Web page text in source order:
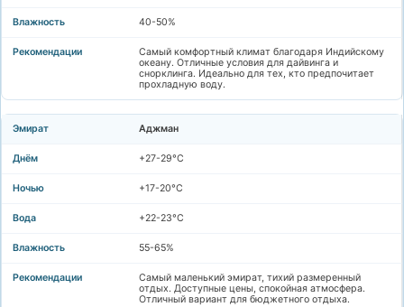
40-50%
Самый комфортный климат благодаря Индийскому
океану. Отличные условия для дайвинга и
снорклинга. Идеально для тех, кто предпочитает
прохладную воду.
Аджман
+27-29°C
+17-20°C
+22-23°C
55-65%
Самый маленький эмират, тихий размеренный
отдых. Доступные цены, спокойная атмосфера.
Отличный вариант для бюджетного отдыха.